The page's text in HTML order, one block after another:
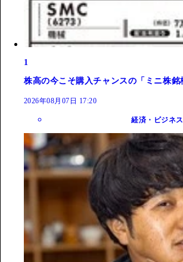
1
株高の今こそ購入チャンスの「ミニ株銘
2026年08月07日 17:20
経済・ビジネス